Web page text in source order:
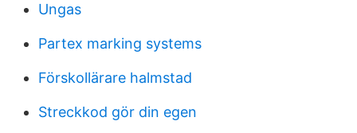
Ungas
Partex marking systems
Förskollärare halmstad
Streckkod gör din egen